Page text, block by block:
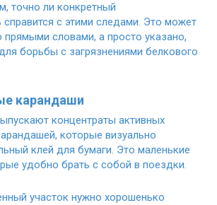
точно ли конкретный
справится с этими следами. Это может
прямыми словами, а просто указано,
борьбы с загрязнениями белкового
карандаши
концентраты активных
которые визуально
клей для бумаги. Это маленькие
удобно брать с собой в поездки.
участок нужно хорошенько